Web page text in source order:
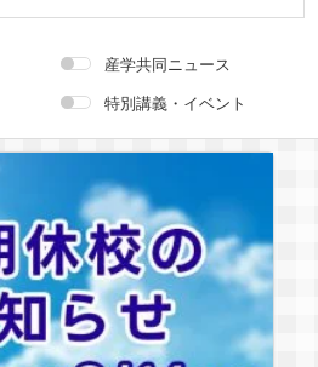
学科共通
CG学科
キャラクターデザイン学科
学科選択の解除
産学共同ニュース
特別講義・イベント